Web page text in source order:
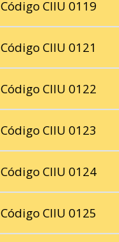
Código CIIU 0119
Código CIIU 0121
Código CIIU 0122
Código CIIU 0123
Código CIIU 0124
Código CIIU 0125